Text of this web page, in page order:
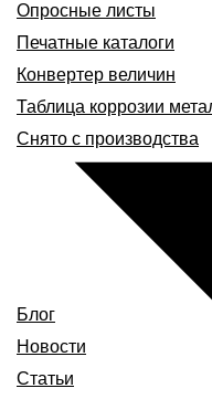
Опросные листы
Печатные каталоги
Конвертер величин
Таблица коррозии
Снято с производства
Блог
Новости
Статьи